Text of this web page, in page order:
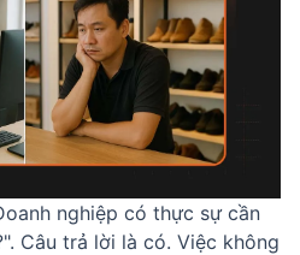
nghiệp có thực sự cần
Câu trả lời là có. Việc không